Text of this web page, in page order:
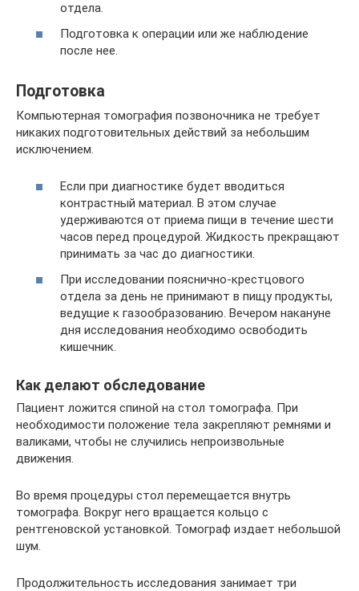
отдела.
Подготовка к операции или же наблюдение
после нее.
Подготовка
Компьютерная томография позвоночника не требует
никаких подготовительных действий за небольшим
исключением.
Если при диагностике будет вводиться
контрастный материал. В этом случае
удерживаются от приема пищи в течение шести
часов перед процедурой. Жидкость прекращают
принимать за час до диагностики.
При исследовании пояснично-крестцового
отдела за день не принимают в пищу продукты,
ведущие к газообразованию. Вечером накануне
дня исследования необходимо освободить
кишечник.
Как делают обследование
Пациент ложится спиной на стол томографа. При
необходимости положение тела закрепляют ремнями и
валиками, чтобы не случились непроизвольные
движения.
Во время процедуры стол перемещается внутрь
томографа. Вокруг него вращается кольцо с
рентгеновской установкой. Томограф издает небольшой
шум.
Продолжительность исследования занимает три